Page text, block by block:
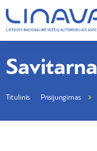
Savitarna
Titulinis Prisijungimas